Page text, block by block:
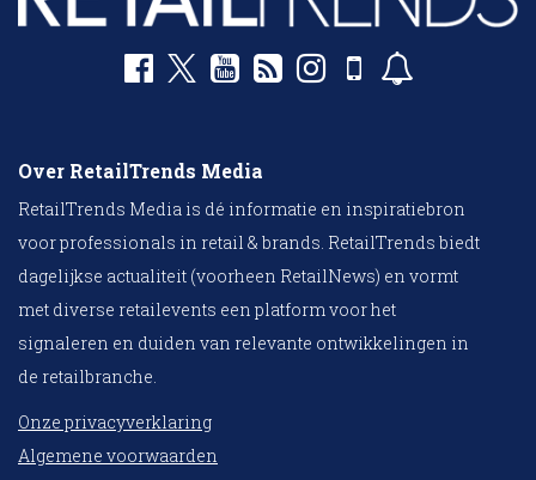
Over RetailTrends Media
RetailTrends Media is dé informatie en inspiratiebron
voor professionals in retail & brands. RetailTrends biedt
dagelijkse actualiteit (voorheen RetailNews) en vormt
met diverse retailevents een platform voor het
signaleren en duiden van relevante ontwikkelingen in
de retailbranche.
Onze privacyverklaring
Algemene voorwaarden